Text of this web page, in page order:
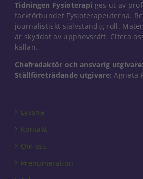
Tidningen Fysioterapi ges ut av
fackförbundet Fysioterapeuterna.
journalistiskt självständig roll.
är skyddat av upphovsrätt. Citera
källan.
Chefredaktör och ansvarig utgivare:
Ställföreträdande utgivare: Agneta
Lyssna
Kontakt
Om oss
Prenumeration